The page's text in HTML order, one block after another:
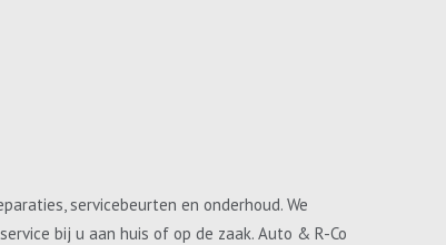
servicebeurten en onderhoud. We
bij u aan huis of op de zaak. Auto & R-Co